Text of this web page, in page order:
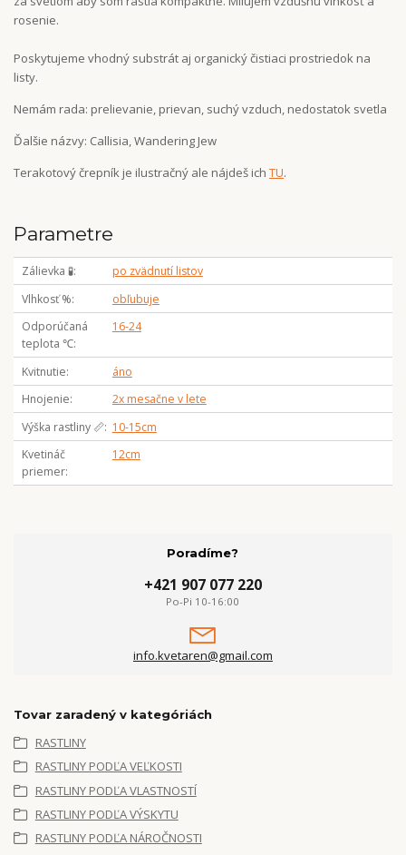
rosenie.
Poskytujeme vhodný substrát aj organický čistiaci prostriedok na
listy.
Nemám rada: prelievanie, prievan, suchý vzduch, nedostatok svetla
Ďalšie názvy: Callisia, Wandering Jew
Terakotový črepník je ilustračný ale nájdeš ich TU.
Parametre
Zálievka 🧪
po zvädnutí listov
Vlhkosť %
obľubuje
Odporúčaná
teplota ℃
16-24
Kvitnutie
áno
Hnojenie
2x mesačne v lete
Výška rastliny 📏
10-15cm
Kvetináč
priemer
12cm
Poradíme?
+421 907 077 220
Po-Pi 10-16:00
info.kvetaren@gmail.com
Tovar zaradený v kategóriách
RASTLINY
RASTLINY PODĽA VEĽKOSTI
RASTLINY PODĽA VLASTNOSTÍ
RASTLINY PODĽA VÝSKYTU
RASTLINY PODĽA NÁROČNOSTI